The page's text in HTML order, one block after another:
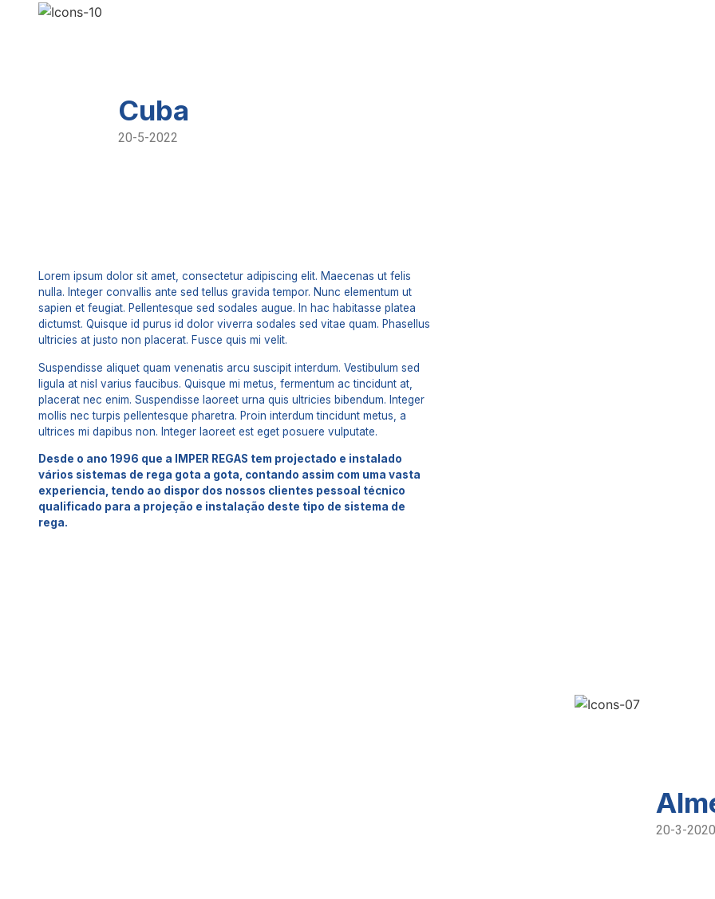
Cuba
20-5-2022
Lorem ipsum dolor sit amet, consectetur adipiscing elit. Maecenas ut felis
nulla. Integer convallis ante sed tellus gravida tempor. Nunc elementum ut
sapien et feugiat. Pellentesque sed sodales augue. In hac habitasse platea
dictumst. Quisque id purus id dolor viverra sodales sed vitae quam. Phasellus
ultricies at justo non placerat. Fusce quis mi velit.
Suspendisse aliquet quam venenatis arcu suscipit interdum. Vestibulum sed
ligula at nisl varius faucibus. Quisque mi metus, fermentum ac tincidunt at,
placerat nec enim. Suspendisse laoreet urna quis ultricies bibendum. Integer
mollis nec turpis pellentesque pharetra. Proin interdum tincidunt metus, a
ultrices mi dapibus non. Integer laoreet est eget posuere vulputate.
Desde o ano 1996 que a IMPER REGAS tem projectado e instalado
vários sistemas de rega gota a gota, contando assim com uma vasta
experiencia, tendo ao dispor dos nossos clientes pessoal técnico
qualificado para a projeção e instalação deste tipo de sistema de
rega.
20-3-2020